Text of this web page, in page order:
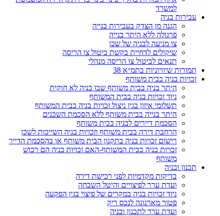
למשרד
עבירות בניה
הגנה מן הצדק בעבירות בנייה
פרגולה ללא היתר בנייה
צו מניעה לבניה של שכן
שיקולים לדחיית בקשת ביטול צו הריסה
תנאים לביטול צו הריסה מנהלי
תמורות שיוויוניות בתמ״א 38
זכויות בניה בבית משותף
היתר בניה בבית משותף שבו בניה לא חוקית
ניוד זכויות בניה בבית המשותף
תשלומי איזון בגין ניצול זכויות בניה בבית המשותף
היתר בנייה בבית משותף ללא הסכמת השכנים
הסכמת דיירים לבניה בבית משותף
הרחבת דירה בבית משותף וזכויות בניה השייכות לשכן
רישום זכויות בניה בתקנון הבית משותף או בהסכמת הדייר
זכויות בניה בבית המשותף-האם זכויות בניה הם רכוש
משותף
תכנון ובניה
בדיקות מקדמיות לפני רכישת דירה
ועדת ערר לפיצויים והיטל השבחה
ניוד זכויות בניה במקרים של פיצוי בגין הפקעה
פטור מארנונה לנכס ריק
ועדת ערר לתכנון ובניה